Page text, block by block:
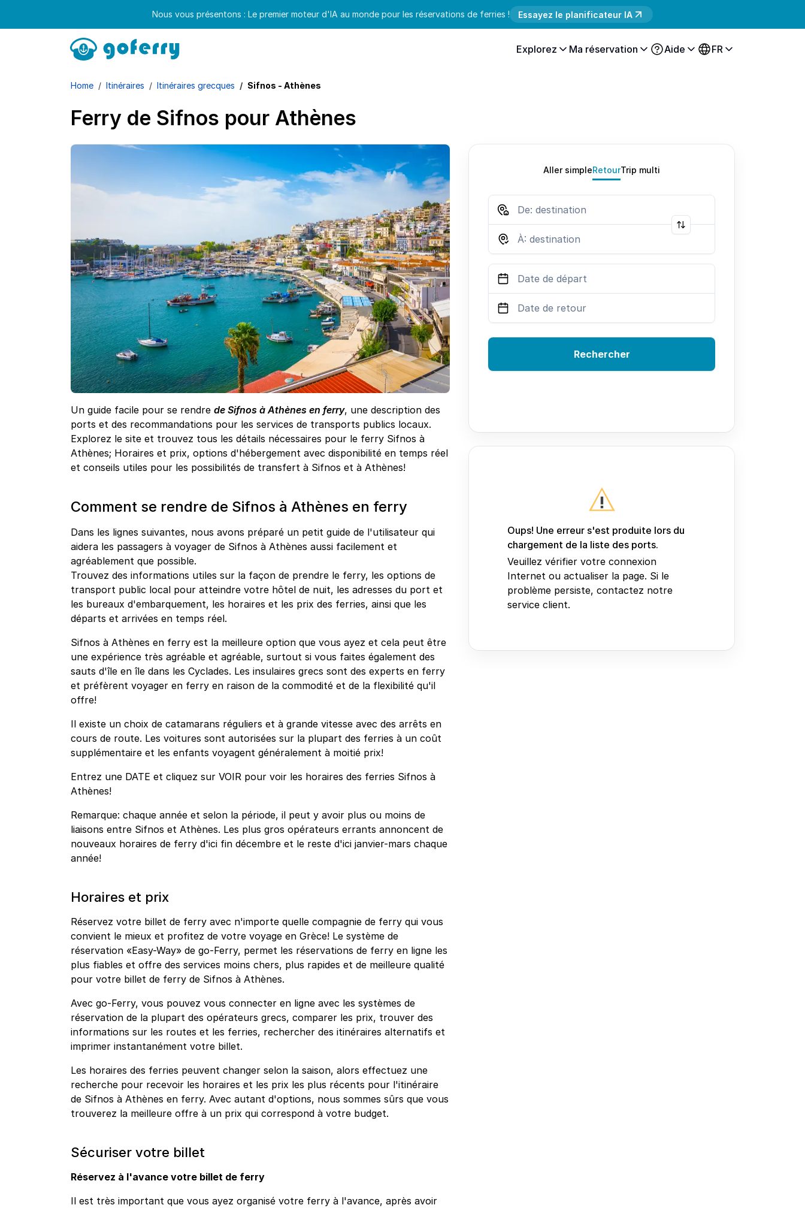
Nous vous présentons : Le premier moteur d'IA au monde pour les réservations de ferries ! Essayez le planificateur IA
Explorez Ma réservation Aide FR
Home Itinéraires Itinéraires grecques Sifnos - Athènes
Ferry de Sifnos pour Athènes
Un guide facile pour se rendre de Sifnos à Athènes en ferry, une description des
ports et des recommandations pour les services de transports publics locaux.
Explorez le site et trouvez tous les détails nécessaires pour le ferry Sifnos à
Athènes; Horaires et prix, options d'hébergement avec disponibilité en temps réel
et conseils utiles pour les possibilités de transfert à Sifnos et à Athènes!
Comment se rendre de Sifnos à Athènes en ferry
Dans les lignes suivantes, nous avons préparé un petit guide de l'utilisateur qui
aidera les passagers à voyager de Sifnos à Athènes aussi facilement et
agréablement que possible.
Trouvez des informations utiles sur la façon de prendre le ferry, les options de
transport public local pour atteindre votre hôtel de nuit, les adresses du port et
les bureaux d'embarquement, les horaires et les prix des ferries, ainsi que les
départs et arrivées en temps réel.
Sifnos à Athènes en ferry est la meilleure option que vous ayez et cela peut être
une expérience très agréable et agréable, surtout si vous faites également des
sauts d'île en île dans les Cyclades. Les insulaires grecs sont des experts en ferry
et préfèrent voyager en ferry en raison de la commodité et de la flexibilité qu'il
offre!
Il existe un choix de catamarans réguliers et à grande vitesse avec des arrêts en
cours de route. Les voitures sont autorisées sur la plupart des ferries à un coût
supplémentaire et les enfants voyagent généralement à moitié prix!
Entrez une DATE et cliquez sur VOIR pour voir les horaires des ferries Sifnos à
Athènes!
Remarque: chaque année et selon la période, il peut y avoir plus ou moins de
liaisons entre Sifnos et Athènes. Les plus gros opérateurs errants annoncent de
nouveaux horaires de ferry d'ici fin décembre et le reste d'ici janvier-mars chaque
année!
Horaires et prix
Réservez votre billet de ferry avec n'importe quelle compagnie de ferry qui vous
convient le mieux et profitez de votre voyage en Grèce! Le système de
réservation «Easy-Way» de go-Ferry, permet les réservations de ferry en ligne les
plus fiables et offre des services moins chers, plus rapides et de meilleure qualité
pour votre billet de ferry de Sifnos à Athènes.
Avec go-Ferry, vous pouvez vous connecter en ligne avec les systèmes de
réservation de la plupart des opérateurs grecs, comparer les prix, trouver des
informations sur les routes et les ferries, rechercher des itinéraires alternatifs et
imprimer instantanément votre billet.
Les horaires des ferries peuvent changer selon la saison, alors effectuez une
recherche pour recevoir les horaires et les prix les plus récents pour l'itinéraire
de Sifnos à Athènes en ferry. Avec autant d'options, nous sommes sûrs que vous
trouverez la meilleure offre à un prix qui correspond à votre budget.
Sécuriser votre billet
Réservez à l'avance votre billet de ferry
Il est très important que vous ayez organisé votre ferry à l'avance, après avoir
Aller simpleRetourTrip multi
Rechercher
Oups! Une erreur s'est produite lors du
chargement de la liste des ports.
Veuillez vérifier votre connexion
Internet ou actualiser la page. Si le
problème persiste, contactez notre
service client.